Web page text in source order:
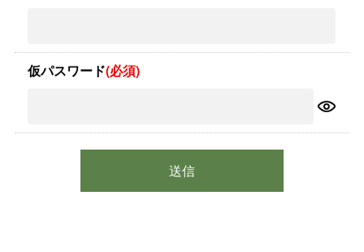
仮パスワード(必須)
送信